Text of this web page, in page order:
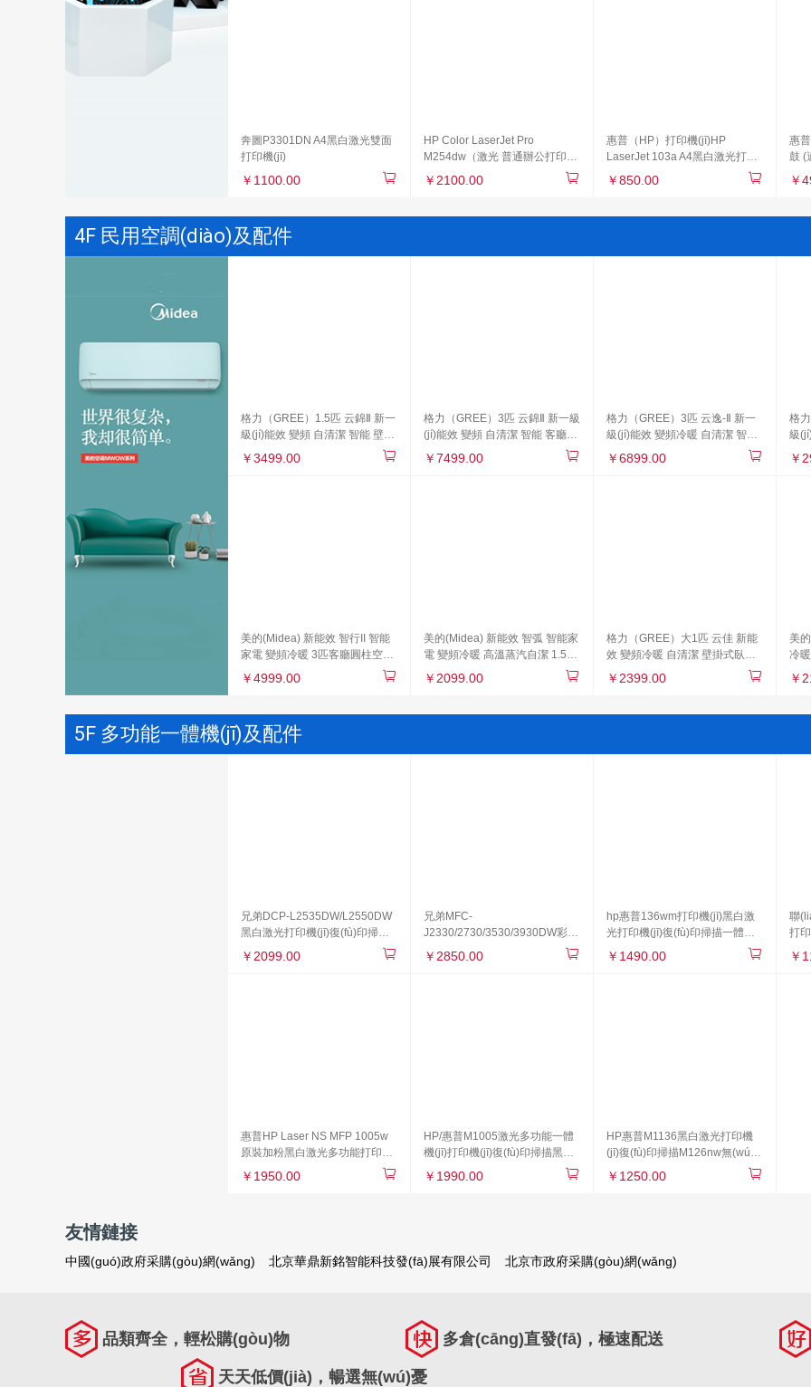
奔圖P3301DN A4黑白激光雙面
打印機(jī)
￥1100.00
HP Color LaserJet Pro
M254dw（激光 普通辦公打印機
￥2100.00
惠普（HP）打印機(jī)HP
LaserJet 103a A4黑白激光打印
機(jī)（激光 普通辦公打印機(jī)
黑白 20-29）
￥850.00
惠
鼓 (
列）
￥
4F 民用空調(diào)及配件
格力（GREE）1.5匹 云錦Ⅱ 新一
級(jí)能效 變頻 自清潔 智能 壁掛
式臥室空調(diào)掛機(jī)(KFR-
￥3499.00
格力（GREE）3匹 云錦Ⅱ 新一級
(jí)能效 變頻 自清潔 智能 客廳圓
柱空調(diào)立式柜機(jī)(KFR-
￥7499.00
格力（GREE）3匹 云逸-Ⅱ 新一
級(jí)能效 變頻冷暖 自清潔 智能
圓柱空調(diào)立式柜機(jī)KFR-
￥6899.00
格
級
式
￥
美的(Midea) 新能效 智行II 智能
家電 變頻冷暖 3匹客廳圓柱空調
72LW/N8MJA3
￥4999.00
美的(Midea) 新能效 智弧 智能家
電 變頻冷暖 高溫蒸汽自潔 1.5匹
35GW/N8MJA3
￥2099.00
格力（GREE）大1匹 云佳 新能
效 變頻冷暖 自清潔 壁掛式臥室
26GW/NhGc3B 珊瑚玉色)
￥2399.00
美
冷
￥
5F 多功能一體機(jī)及配件
兄弟DCP-L2535DW/L2550DW
黑白激光打印機(jī)復(fù)印掃描
一體機(jī)手機(jī)無(wú)線wifi網
￥2099.00
兄弟MFC-
J2330/2730/3530/3930DW彩色
噴墨A3一體機(jī)
￥2850.00
hp惠普136wm打印機(jī)黑白激
光打印機(jī)復(fù)印掃描一體機
(jī)
￥1490.00
聯
打
￥
惠普HP Laser NS MFP 1005w
原裝加粉黑白激光多功能打印一
￥1950.00
HP/惠普M1005激光多功能一體
機(jī)打印機(jī)復(fù)印掃描黑白
￥1990.00
HP惠普M1136黑白激光打印機
(jī)復(fù)印掃描M126nw無(wú)
￥1250.00
友情鏈接
中國(guó)政府采購(gòu)網(wǎng) 北京華鼎新銘智能科技發(fā)展有限公司 北京市政府采購(gòu)網(wǎng)
品類齊全，輕松購(gòu)物 多倉(cāng)直發(fā)，極速配送
天天低價(jià)，暢選無(wú)憂